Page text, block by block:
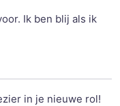
Ik ben blij als ik
in je nieuwe rol!